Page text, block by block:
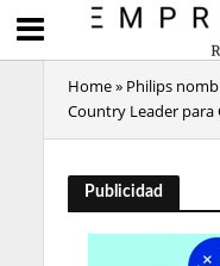
Home» Philips
Country Leader para
Publicidad